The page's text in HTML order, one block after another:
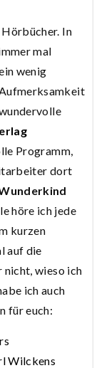
In
mal
wenig
Programm,
dort
höre ich jede
kurzen
auf die
nicht, wieso ich
ich auch
für euch:
Wilckens